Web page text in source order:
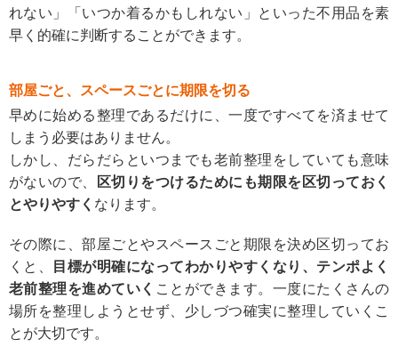
れない」「いつか着るかもしれない」といった不用品を素
早く的確に判断することができます。
部屋ごと、スペースごとに期限を切る
早めに始める整理であるだけに、一度ですべてを済ませて
しまう必要はありません。
しかし、だらだらといつまでも老前整理をしていても意味
がないので、
区切りをつけるためにも期限を区切っておく
とやりやすく なります。
その際に、部屋ごとやスペースごと期限を決め区切ってお
くと、
目標が明確になってわかりやすくなり、テンポよく
老前整理を進めていく ことができます。一度にたくさんの
場所を整理しようとせず、少しづつ確実に整理していくこ
とが大切です。